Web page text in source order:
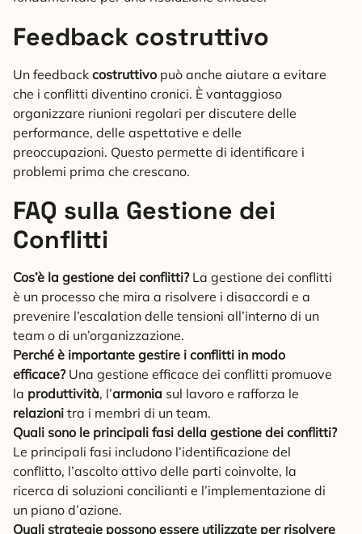
Feedback costruttivo
Un feedback costruttivo può anche aiutare a evitare
che i conflitti diventino cronici. È vantaggioso
organizzare riunioni regolari per discutere delle
performance, delle aspettative e delle
preoccupazioni. Questo permette di identificare i
problemi prima che crescano.
FAQ sulla Gestione dei
Conflitti
Cos’è la gestione dei conflitti?La gestione dei conflitti
è un processo che mira a risolvere i disaccordi e a
prevenire l’escalation delle tensioni all’interno di un
team o di un’organizzazione.
Perché è importante gestire i conflitti in modo
efficace?Una gestione efficace dei conflitti promuove
la produttività, l’armonia sul lavoro e rafforza le
relazioni tra i membri di un team.
Quali sono le principali fasi della gestione dei conflitti?
Le principali fasi includono l’identificazione del
conflitto, l’ascolto attivo delle parti coinvolte, la
ricerca di soluzioni concilianti e l’implementazione di
un piano d’azione.
Quali strategie possono essere utilizzate per risolvere